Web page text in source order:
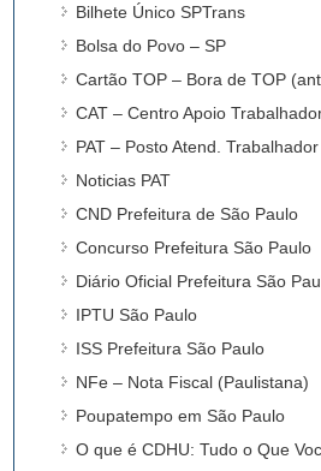
Bilhete Único SPTrans
Bolsa do Povo – SP
Cartão TOP – Bora de TOP
CAT – Centro Apoio
PAT – Posto Atend. Trabalhador
Noticias PAT
CND Prefeitura de São Paulo
Concurso Prefeitura São Paulo
Diário Oficial Prefeitura São
IPTU São Paulo
ISS Prefeitura São Paulo
NFe – Nota Fiscal (Paulistana)
Poupatempo em São Paulo
O que é CDHU: Tudo o Que